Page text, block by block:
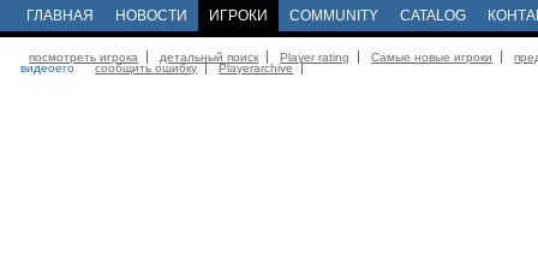
ГЛАВНАЯ НОВОСТИ ИГРОКИ COMMUNITY CATALOG
посмотреть игрока детальный поиск Player rating Самые новые игроки
видеоего
сообщить ошибку Playerarchive